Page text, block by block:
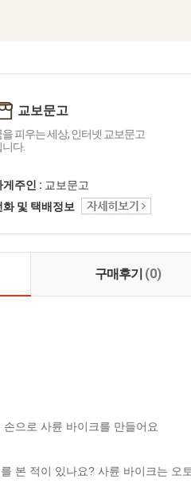
교보문고
을 피우는 세상, 인터넷 교보문고
니다.
게주인 : 교보문고
화 및 택배정보
구매후기 (0)
으로 사륜 바이크를 만들어요
본 적이 있나요? 사륜 바이크는